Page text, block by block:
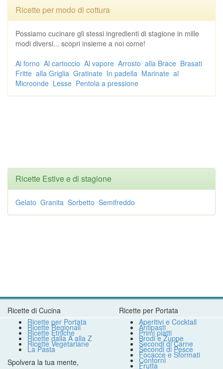
Ricette per modo di cottura
Possiamo cucinare gli stessi ingredienti di stagione in mille
modi diversi... scopri insieme a noi come!
Al forno Al cartoccio Al vapore Arrosto alla Brace Brasati
Fritte alla Griglia Gratinate In padella Marinate al
Microonde Lesse Pentola a pressione
Ricette Estive e di stagione
Gelato Granita Sorbetto Semifreddo
Ricette di Cucina
Ricette per Portata
Ricette Regionali
Ricette Etniche
Ricette dalla A alla Z
Ricette Vegetariane
La Pasta
Spolvera la tua mente,
Ricette per Portata
Aperitivi e Cocktail
Antipasti
Primi piatti
Brodi e Zuppe
Secondi di Carne
Secondi di Pesce
Focacce e Sformati
Contorni
Frutta